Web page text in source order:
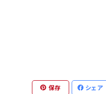
保存 シェア